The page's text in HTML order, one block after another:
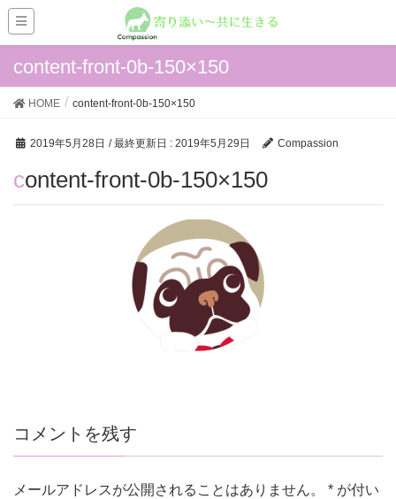
content-front-0b-150×150
HOME content-front-0b-150×150
2019年5月28日 / 最終更新日 : 2019年5月29日 Compassion
content-front-0b-150×150
コメントを残す
メールアドレスが公開されることはありません。 * が付い